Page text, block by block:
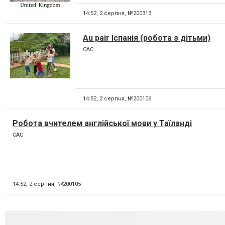
14:52, 2 серпня, №200313
Au pair Іспанія (робота з дітьми)
CAC
14:52, 2 серпня, №200106
Робота вчителем англійської мови у Таїланді
CAC
14:52, 2 серпня, №200105